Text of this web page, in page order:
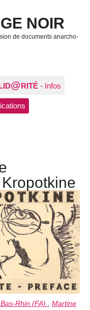
NOIR
de documents anarcho-
@RITÉ - Infos
Rhin (FA) , Martine